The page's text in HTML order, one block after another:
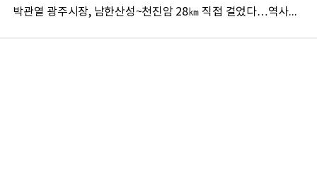
박관열 광주시장, 남한산성~천진암 28㎞ 직접 걸었다…역사문화 둘레길 조성 '속도'